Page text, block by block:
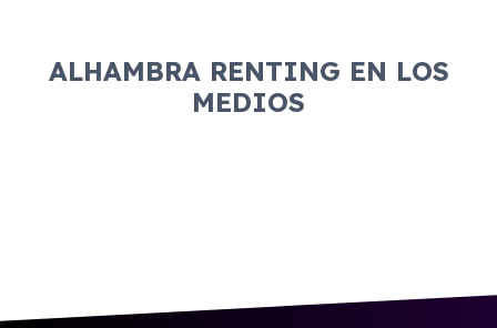
ALHAMBRA RENTING EN LOS
MEDIOS